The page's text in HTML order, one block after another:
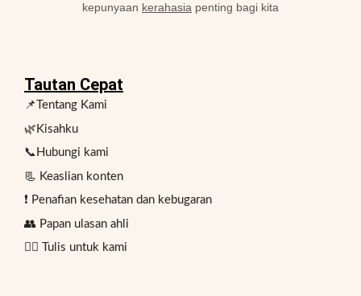
kepunyaan kerahasia penting bagi kita
Tautan Cepat
📌Tentang Kami
🌿Kisahku
📞Hubungi kami
📃 Keaslian konten
❗ Penafian kesehatan dan kebugaran
👥 Papan ulasan ahli
✍🏻 Tulis untuk kami